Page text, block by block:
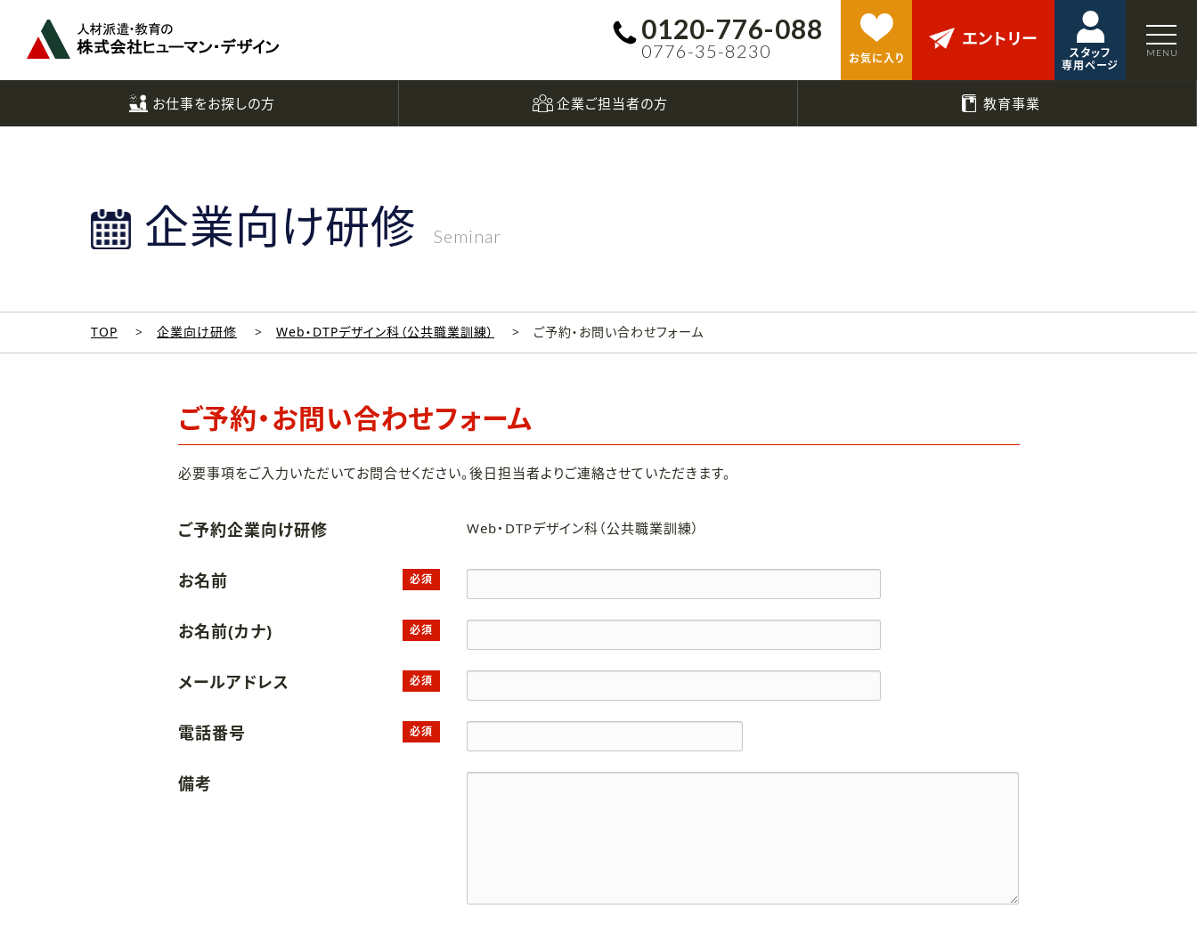
0120-776-088
0776-35-8230 お気に入り
エントリー
スタッフ
専用ページ
お仕事をお探しの方 企業ご担当者の方 教育事業
企業向け研修 Seminar
TOP 企業向け研修 Web・DTPデザイン科（公共職業訓練） ご予約・お問い合わせフォーム
ご予約・お問い合わせフォーム
必要事項をご入力いただいてお問合せください。後日担当者よりご連絡させていただきます。
ご予約企業向け研修 Web・DTPデザイン科（公共職業訓練）
お名前 必須
お名前(カナ) 必須
メールアドレス 必須
電話番号 必須
備考
へ